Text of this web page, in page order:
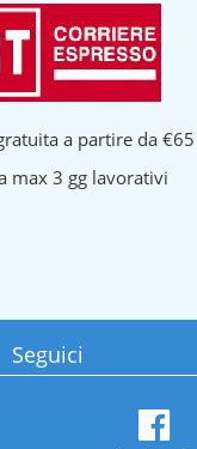
a partire da €65
max 3 gg lavorativi
Seguici